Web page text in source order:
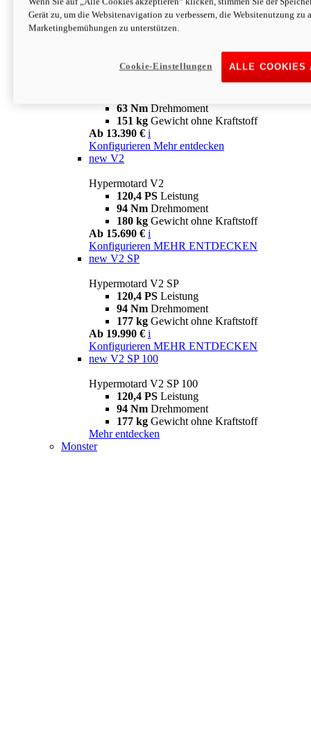
63 NmDrehmoment
151 kgGewicht ohne Kraftstoff
Ab 13.890 € i
63 Nm Drehmoment
151 kg Gewicht ohne Kraftstoff
Ab 13.390 € i
Konfigurieren Mehr entdecken
new V2
Hypermotard V2
120,4 PS Leistung
94 Nm Drehmoment
180 kg Gewicht ohne Kraftstoff
Ab 15.690 € i
Konfigurieren MEHR ENTDECKEN
new V2 SP
Hypermotard V2 SP
120,4 PS Leistung
94 Nm Drehmoment
177 kg Gewicht ohne Kraftstoff
Ab 19.990 € i
Konfigurieren MEHR ENTDECKEN
new V2 SP 100
Hypermotard V2 SP 100
120,4 PS Leistung
94 Nm Drehmoment
177 kg Gewicht ohne Kraftstoff
Mehr entdecken
Monster
Gerät zu, um die Websitenavigation zu verbessern, die Websitenutzung zu
Marketingbemühungen zu unterstützen.
ALLE COOKIES
Cookie-Einstellungen